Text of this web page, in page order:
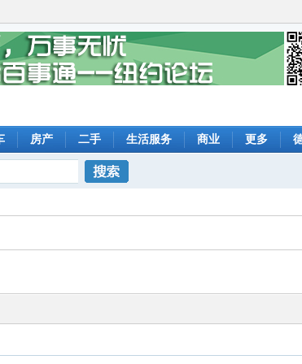
房产 二手 生活服务 商业 更多